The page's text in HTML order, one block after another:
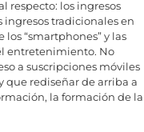
respecto: los ingresos
ingresos tradicionales en
“smartphones” y las
entretenimiento. No
a suscripciones móviles
que rediseñar de arriba a
la formación de la